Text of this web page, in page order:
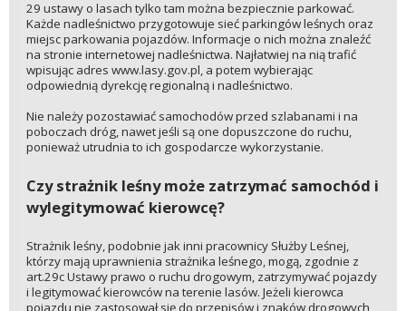
29 ustawy o lasach tylko tam można bezpiecznie parkować.
Każde nadleśnictwo przygotowuje sieć parkingów leśnych oraz
miejsc parkowania pojazdów. Informacje o nich można znaleźć
na stronie internetowej nadleśnictwa. Najłatwiej na nią trafić
wpisując adres www.lasy.gov.pl, a potem wybierając
odpowiednią dyrekcję regionalną i nadleśnictwo.
Nie należy pozostawiać samochodów przed szlabanami i na
poboczach dróg, nawet jeśli są one dopuszczone do ruchu,
ponieważ utrudnia to ich gospodarcze wykorzystanie.
Czy strażnik leśny może zatrzymać samochód i
wylegitymować kierowcę?
Strażnik leśny, podobnie jak inni pracownicy Służby Leśnej,
którzy mają uprawnienia strażnika leśnego, mogą, zgodnie z
art.29c Ustawy prawo o ruchu drogowym, zatrzymywać pojazdy
i legitymować kierowców na terenie lasów. Jeżeli kierowca
pojazdu nie zastosował się do przepisów i znaków drogowych